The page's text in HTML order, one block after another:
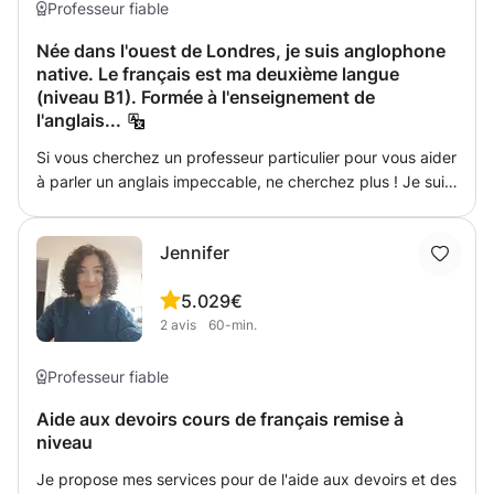
Professeur fiable
Née dans l'ouest de Londres, je suis anglophone
native. Le français est ma deuxième langue
(niveau B1). Formée à l'enseignement de
l'anglais...
Si vous cherchez un professeur particulier pour vous aider
à parler un anglais impeccable, ne cherchez plus ! Je suis
sont dynamiques, ludiques, intéressantes et hautement
personnalisées en fonction des objectifs de mes élèves.
Je propose des cours particuliers en face à face ou via
Zoom/Skype si nécessaire, ainsi que des cours en petits
des examens et aux adultes souhaitant améliorer leur
examens, des entretiens d'embauche ou la nécessité de
pouvoir parler et comprendre la langue pour le travail. Ma
méthodologie pédagogique s'inspire directement de
Jennifer
5.0
2 avis
29€
60-min.
Professeur fiable
Aide aux devoirs cours de français remise à
niveau
Je propose mes services pour de l'aide aux devoirs et des